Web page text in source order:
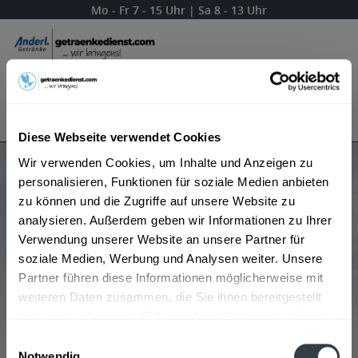
Diese Webseite verwendet Cookies
Wir verwenden Cookies, um Inhalte und Anzeigen zu
personalisieren, Funktionen für soziale Medien anbieten
zu können und die Zugriffe auf unsere Website zu
analysieren. Außerdem geben wir Informationen zu Ihrer
Verwendung unserer Website an unsere Partner für
soziale Medien, Werbung und Analysen weiter. Unsere
Partner führen diese Informationen möglicherweise mit
weiteren Daten zusammen, die Sie ihnen bereitgestellt
Mo - Fr 7 - 15 Uhr | Sa 8 - 13 Uhr
Menü
Produkte von Fortuna Quelle
Beliebtheit